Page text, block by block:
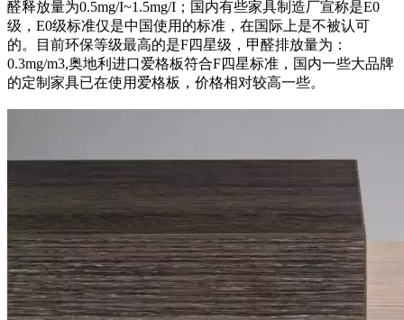
醛释放量为0.5mg/I~1.5mg/I；国内有些家具制造厂宣称是E0
级，E0级标准仅是中国使用的标准，在国际上是不被认可
的。目前环保等级最高的是F四星级，甲醛排放量为：
0.3mg/m3,奥地利进口爱格板符合F四星标准，国内一些大品牌
的定制家具已在使用爱格板，价格相对较高一些。